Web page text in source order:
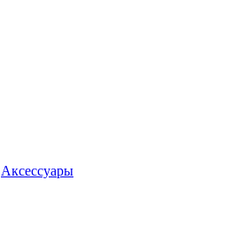
Аксессуары